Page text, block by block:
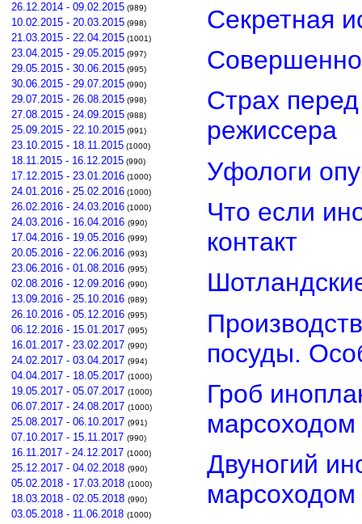
26.12.2014 - 09.02.2015 (989)
10.02.2015 - 20.03.2015 (998)
21.03.2015 - 22.04.2015 (1001)
23.04.2015 - 29.05.2015 (997)
29.05.2015 - 30.06.2015 (995)
30.06.2015 - 29.07.2015 (990)
29.07.2015 - 26.08.2015 (998)
27.08.2015 - 24.09.2015 (988)
25.09.2015 - 22.10.2015 (991)
23.10.2015 - 18.11.2015 (1000)
18.11.2015 - 16.12.2015 (990)
17.12.2015 - 23.01.2016 (1000)
24.01.2016 - 25.02.2016 (1000)
26.02.2016 - 24.03.2016 (1000)
24.03.2016 - 16.04.2016 (990)
17.04.2016 - 19.05.2016 (999)
20.05.2016 - 22.06.2016 (993)
23.06.2016 - 01.08.2016 (995)
02.08.2016 - 12.09.2016 (990)
13.09.2016 - 25.10.2016 (989)
26.10.2016 - 05.12.2016 (995)
06.12.2016 - 15.01.2017 (995)
16.01.2017 - 23.02.2017 (990)
24.02.2017 - 03.04.2017 (994)
04.04.2017 - 18.05.2017 (1000)
19.05.2017 - 05.07.2017 (1000)
06.07.2017 - 24.08.2017 (1000)
25.08.2017 - 06.10.2017 (991)
07.10.2017 - 15.11.2017 (990)
16.11.2017 - 24.12.2017 (1000)
25.12.2017 - 04.02.2018 (990)
05.02.2018 - 17.03.2018 (1000)
18.03.2018 - 02.05.2018 (990)
03.05.2018 - 11.06.2018 (1000)
Секретная
Страх
режиссера
Уфологи
Что если
контакт
посуды.
Гроб
марсоходом
Двуногий
марсоходом